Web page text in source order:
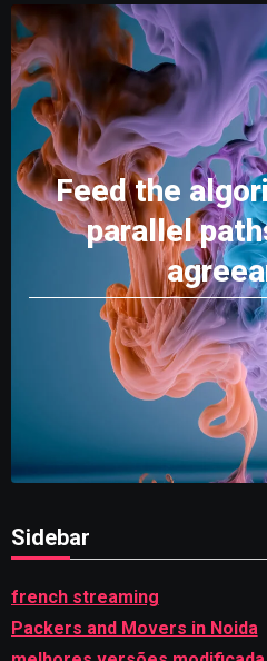
Feed the
parallel
Sidebar
french streaming
Packers and Movers in Noida